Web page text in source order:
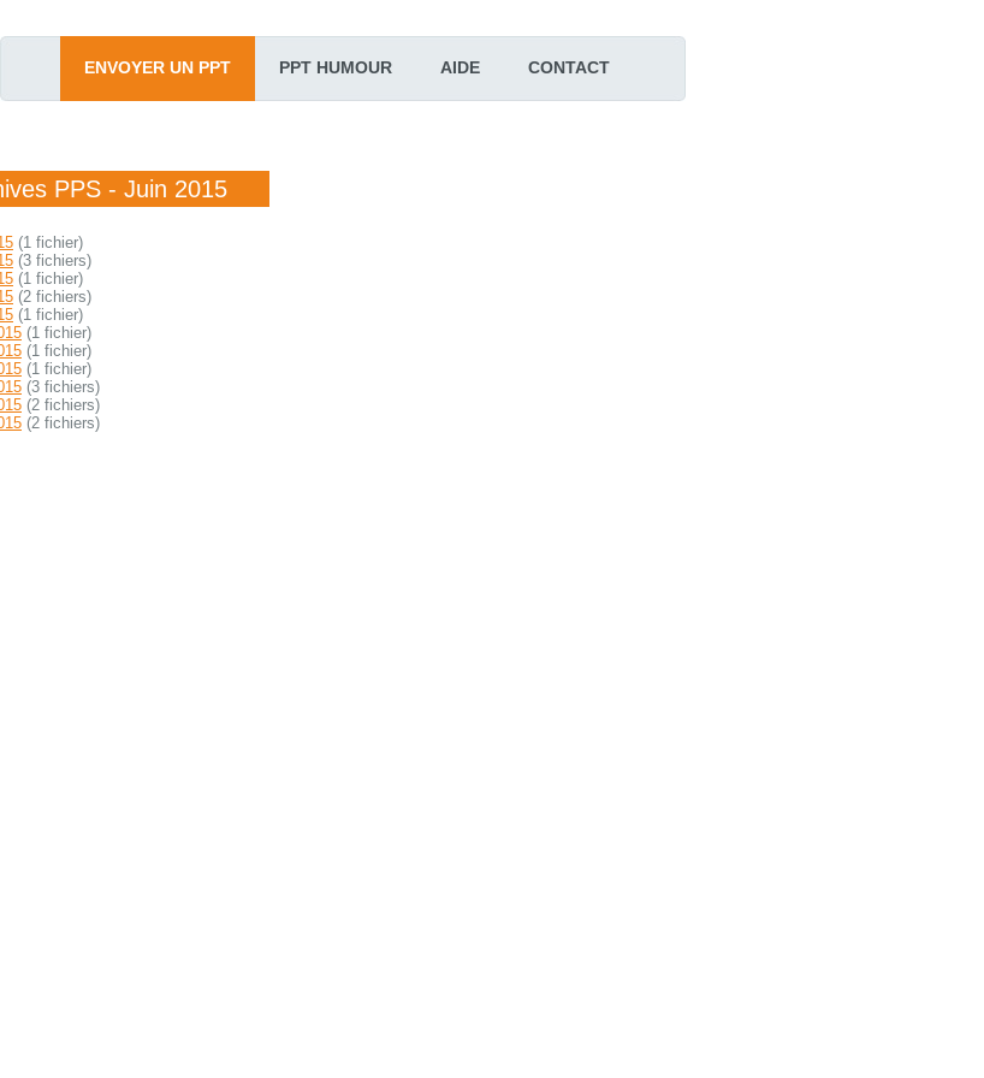
ENVOYER UN PPT PPT HUMOUR AIDE CONTACT
PPS - Juin 2015
(1 fichier)
(3 fichiers)
(1 fichier)
(2 fichiers)
(1 fichier)
(1 fichier)
(1 fichier)
(1 fichier)
(3 fichiers)
(2 fichiers)
(2 fichiers)